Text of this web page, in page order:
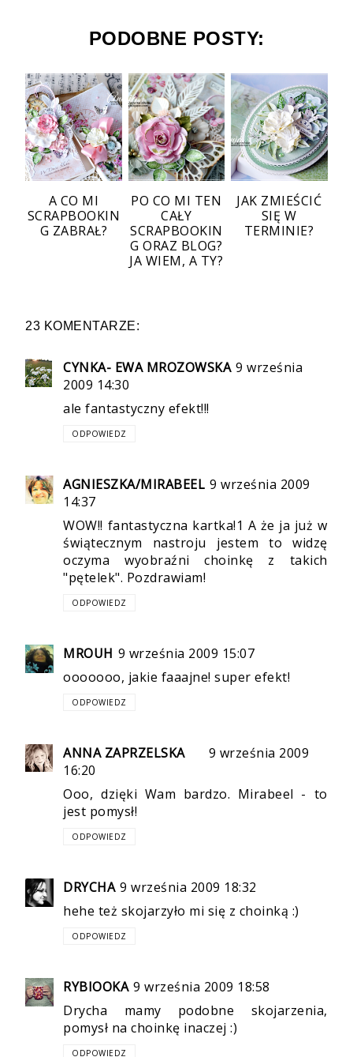
PODOBNE POSTY:
A CO MI
SCRAPBOOKIN
G ZABRAŁ?
PO CO MI TEN
CAŁY
SCRAPBOOKIN
G ORAZ BLOG?
JA WIEM, A TY?
JAK ZMIEŚCIĆ
SIĘ W
TERMINIE?
23 KOMENTARZE:
CYNKA- EWA MROZOWSKA 9 września
2009 14:30
ale fantastyczny efekt!!!
ODPOWIEDZ
AGNIESZKA/MIRABEEL 9 września 2009
14:37
WOW!! fantastyczna kartka!1 A że ja już w
świątecznym nastroju jestem to widzę
oczyma wyobraźni choinkę z takich
"pętelek". Pozdrawiam!
ODPOWIEDZ
MROUH 9 września 2009 15:07
ooooooo, jakie faaajne! super efekt!
ODPOWIEDZ
ANNA ZAPRZELSKA
9 września 2009
16:20
Ooo, dzięki Wam bardzo. Mirabeel - to
jest pomysł!
ODPOWIEDZ
DRYCHA 9 września 2009 18:32
hehe też skojarzyło mi się z choinką :)
ODPOWIEDZ
RYBIOOKA 9 września 2009 18:58
Drycha mamy podobne skojarzenia,
pomysł na choinkę inaczej :)
ODPOWIEDZ